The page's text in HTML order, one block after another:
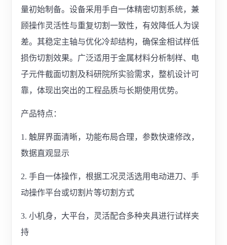
量初始制备。设备采用手自一体精密切割系统，兼
顾操作灵活性与重复切割一致性，有效降低人为误
差。其稳定主轴与优化冷却结构，确保金相试样低
损伤切割效果。广泛适用于金属材料分析制样、电
子元件截面切割及科研院所实验需求，整机设计可
靠，体现出突出的工程品质与长期使用优势。
产品特点：
1. 触屏界面清晰，功能布局合理，参数快速修改，
数据直观显示
2. 手自一体操作，根据工况灵活选用电动进刀、手
动操作平台或切割片等切割方式
3. 小机身，大平台，灵活配合多种夹具进行试样夹
持